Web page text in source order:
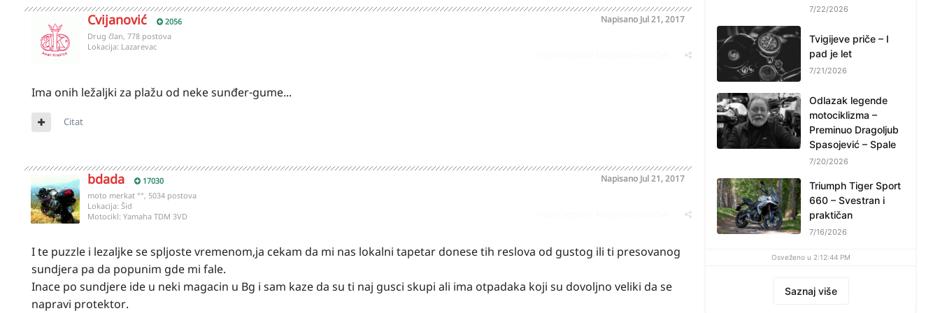
Cvijanović 2056 Napisano Jul 21, 2017
Drug član, 778 postova
Lokacija: Lazarevac
Ima onih ležaljki za plažu od neke sunđer-gume...
Citat
bdada 17030 Napisano Jul 21, 2017
moto merkat °°, 5034 postova
Lokacija: Šid
Motocikl: Yamaha TDM 3VD
I te puzzle i lezaljke se spljoste vremenom,ja cekam da mi nas lokalni tapetar donese tih reslova od gustog ili ti presovanog
sundjera pa da popunim gde mi fale.
Inace po sundjere ide u neki magacin u Bg i sam kaze da su ti naj gusci skupi ali ima otpadaka koji su dovoljno veliki da se
napravi protektor.
7/22/2026
Tvigijeve priče – I
pad je let
7/21/2026
Odlazak legende
motociklizma –
Preminuo Dragoljub
Spasojević – Spale
7/20/2026
Triumph Tiger Sport
660 – Svestran i
praktičan
7/16/2026
Osveženo u 2:12:44 PM
Saznaj više